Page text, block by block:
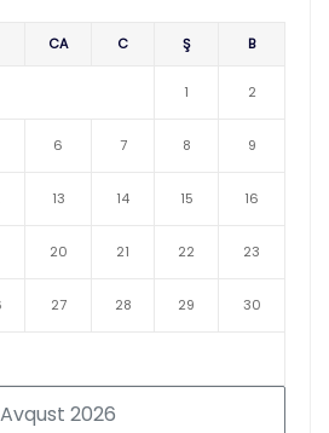
Avqust 2026
CA C Ş B
1 2
6 7 8 9
13 14 15 16
20 21 22 23
27 28 29 30